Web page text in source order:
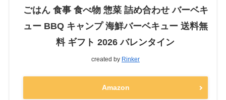
ごはん 食事 食べ物 惣菜 詰め合わせ バーベキ
ュー BBQ キャンプ 海鮮バーベキュー 送料無
料 ギフト 2026 バレンタイン
created by Rinker
Amazon